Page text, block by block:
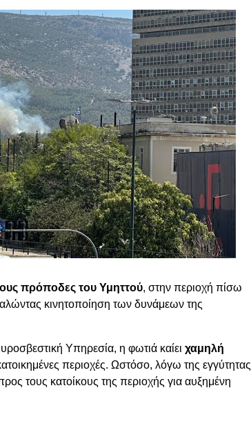
πρόποδες του Υμηττού, στην περιοχή πίσω
κινητοποίηση των δυνάμεων της
Υπηρεσία, η φωτιά καίει χαμηλή
περιοχές. Ωστόσο, λόγω της εγγύτητας
τους κατοίκους της περιοχής για αυξημένη